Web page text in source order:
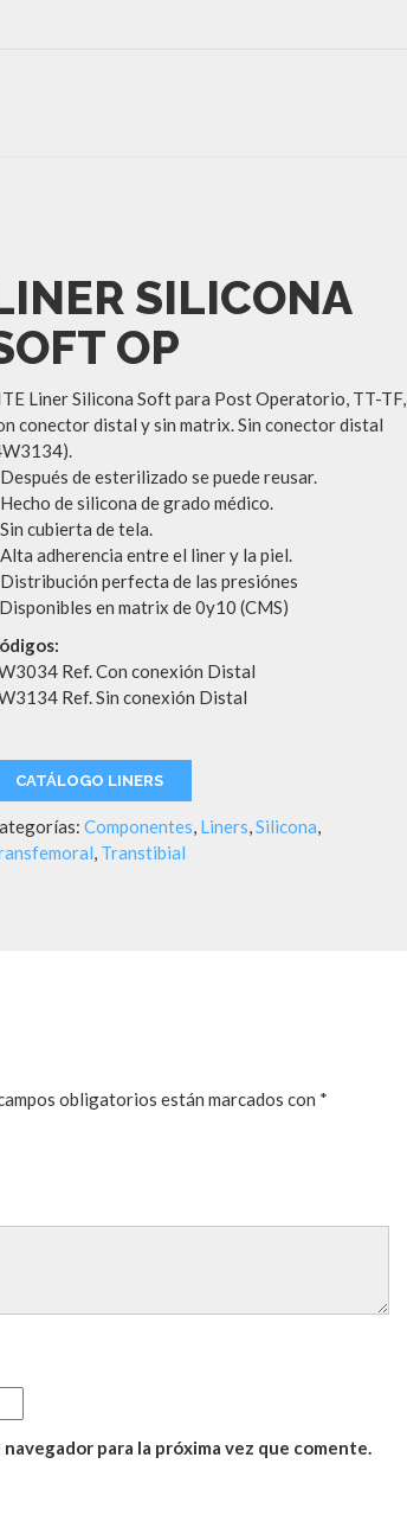
SILICONA
OP
Liner Silicona Soft para Post Operatorio, TT-TF,
conector distal y sin matrix. Sin conector distal
de esterilizado se puede reusar.
de silicona de grado médico.
cubierta de tela.
adherencia entre el liner y la piel.
perfecta de las presiónes
en matrix de 0y10 (CMS)
Ref. Con conexión Distal
Ref. Sin conexión Distal
CATÁLOGO LINERS
Componentes, Liners,Silicona,
, Transtibial
obligatorios están marcados con *
para la próxima vez que comente.